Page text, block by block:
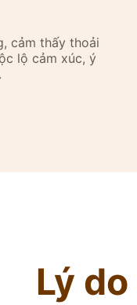
cảm thấy thoải
lộ cảm xúc, ý
Lý